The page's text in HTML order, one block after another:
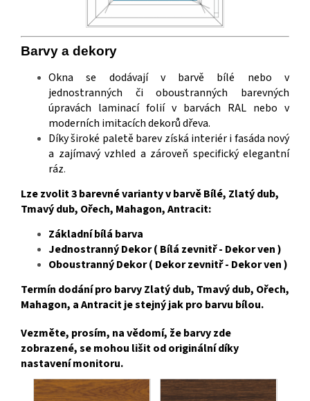
Barvy a dekory
Okna se dodávají v barvě bílé nebo v
jednostranných či oboustranných barevných
úpravách laminací folií v barvách RAL nebo v
moderních imitacích dekorů dřeva.
Díky široké paletě barev získá interiér i fasáda nový
a zajímavý vzhled a zároveň specifický elegantní
ráz.
Lze zvolit 3 barevné varianty v barvě Bílé, Zlatý dub,
Tmavý dub, Ořech, Mahagon, Antracit:
Základní bílá barva
Jednostranný Dekor ( Bílá zevnitř - Dekor ven )
Oboustranný Dekor ( Dekor zevnitř - Dekor ven )
Termín dodání pro barvy Zlatý dub, Tmavý dub, Ořech,
Mahagon, a Antracit je stejný jak pro barvu bílou.
Vezměte, prosím, na vědomí, že barvy zde
zobrazené, se mohou lišit od originální díky
nastavení monitoru.